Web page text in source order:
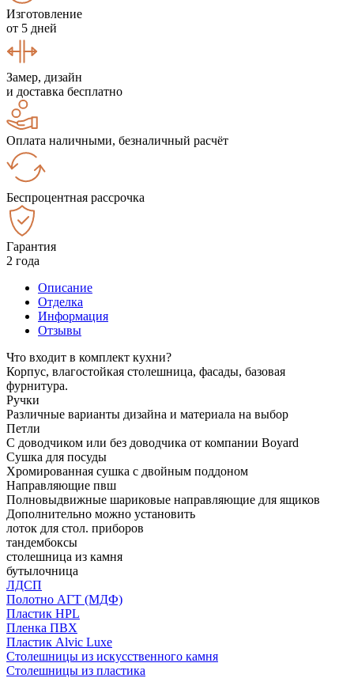
Изготовление
от 5 дней
Замер, дизайн
и доставка бесплатно
Оплата наличными, безналичный расчёт
Беспроцентная рассрочка
Гарантия
2 года
Описание
Отделка
Информация
Отзывы
Что входит в комплект кухни?
Корпус, влагостойкая столешница, фасады, базовая
фурнитура.
Ручки
Различные варианты дизайна и материала на выбор
Петли
С доводчиком или без доводчика от компании Boyard
Сушка для посуды
Хромированная сушка с двойным поддоном
Направляющие пвш
Полновыдвижные шариковые направляющие для ящиков
Дополнительно можно установить
лоток для стол. приборов
тандембоксы
столешница из камня
бутылочница
ЛДСП
Полотно АГТ (МДФ)
Пластик HPL
Пленка ПВХ
Пластик Alvic Luxe
Столешницы из искусственного камня
Столешницы из пластика